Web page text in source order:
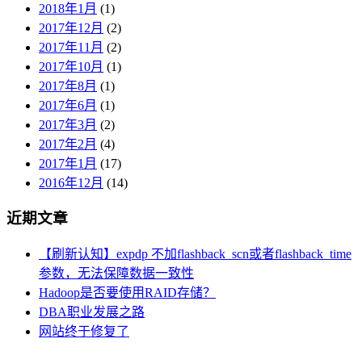
2018年1月 (1)
2017年12月 (2)
2017年11月 (2)
2017年10月 (1)
2017年8月 (1)
2017年6月 (1)
2017年3月 (2)
2017年2月 (4)
2017年1月 (17)
2016年12月 (14)
近期文章
【刷新认知】expdp 不加flashback_scn或者flashback_time
参数，无法保障数据一致性
Hadoop是否要使用RAID存储？
DBA职业发展之路
网站终于修复了